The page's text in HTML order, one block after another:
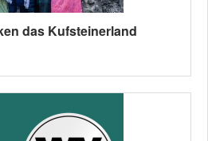
das Kufsteinerland